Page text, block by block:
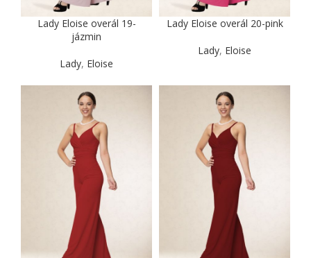
Lady Eloise overál 19-
jázmin
Lady, Eloise
Lady Eloise overál 20-pink
Lady, Eloise